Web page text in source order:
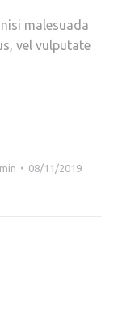
malesuada
vel vulputate
08/11/2019